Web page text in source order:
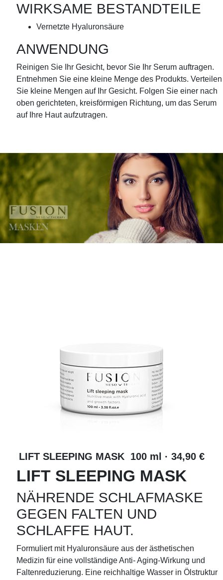
WIRKSAME BESTANDTEILE
Vernetzte Hyaluronsäure
ANWENDUNG
Reinigen Sie Ihr Gesicht, bevor Sie Ihr Serum auftragen.
Entnehmen Sie eine kleine Menge des Produkts. Verteilen
Sie kleine Mengen auf Ihr Gesicht. Folgen Sie einer nach
oben gerichteten, kreisförmigen Richtung, um das Serum
auf Ihre Haut aufzutragen.
LIFT SLEEPING MASK 100 ml · 34,90 €
LIFT SLEEPING MASK
NÄHRENDE SCHLAFMASKE
GEGEN FALTEN UND
SCHLAFFE HAUT.
Formuliert mit Hyaluronsäure aus der ästhetischen
Medizin für eine vollständige Anti- Aging-Wirkung und
Faltenreduzierung. Eine reichhaltige Wasser in Ölstruktur